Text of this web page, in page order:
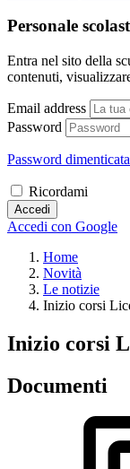
Personale
Entra nel sito della
contenuti,
Email address
Password
Password
Ricordami
Accedi
Accedi con Google
Home
Novità
Le notizie
Inizio corsi
Inizio corsi
Documenti